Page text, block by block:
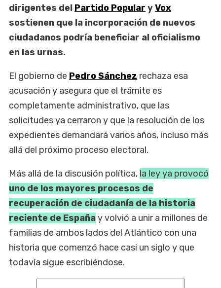
dirigentes del Partido Popular yVox
sostienen que la incorporación de nuevos
ciudadanos podría beneficiar al oficialismo
en las urnas.
El gobierno de Pedro Sánchez rechaza esa
acusación y asegura que el trámite es
completamente administrativo, que las
solicitudes ya cerraron y que la resolución de los
expedientes demandará varios años, incluso más
allá del próximo proceso electoral.
Más allá de la discusión política, la ley ya provocó
uno de los mayores procesos de
recuperación de ciudadanía de la historia
reciente de Españay volvió a unir a millones de
familias de ambos lados del Atlántico con una
historia que comenzó hace casi un siglo y que
todavía sigue escribiéndose.